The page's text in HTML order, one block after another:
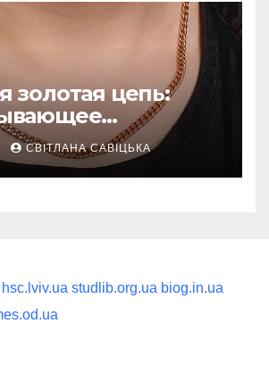
золотая цепь:
по выбору
украшения
СВІТЛАНА САВІЦЬКА
hsc.lviv.ua studlib.org.ua biog.in.ua